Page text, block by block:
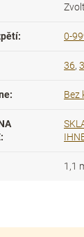
: 0-
36,
: Bez
:
1,1